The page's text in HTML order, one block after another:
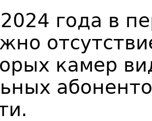
года в
камер